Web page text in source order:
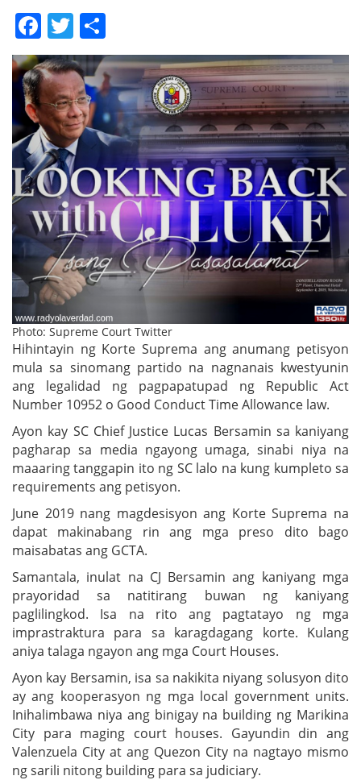
Facebook
Twitter
Photo: Supreme Court Twitter
Hihintayin ng Korte Suprema ang anumang petisyon
mula sa sinomang partido na nagnanais kwestyunin
ang legalidad ng pagpapatupad ng Republic Act
Number 10952 o Good Conduct Time Allowance law.
Ayon kay SC Chief Justice Lucas Bersamin sa kaniyang
pagharap sa media ngayong umaga, sinabi niya na
maaaring tanggapin ito ng SC lalo na kung kumpleto sa
requirements ang petisyon.
June 2019 nang magdesisyon ang Korte Suprema na
dapat makinabang rin ang mga preso dito bago
maisabatas ang GCTA.
Samantala, inulat na CJ Bersamin ang kaniyang mga
prayoridad sa natitirang buwan ng kaniyang
paglilingkod. Isa na rito ang pagtatayo ng mga
imprastraktura para sa karagdagang korte. Kulang
aniya talaga ngayon ang mga Court Houses.
Ayon kay Bersamin, isa sa nakikita niyang solusyon dito
ay ang kooperasyon ng mga local government units.
Inihalimbawa niya ang binigay na building ng Marikina
City para maging court houses. Gayundin din ang
Valenzuela City at ang Quezon City na nagtayo mismo
ng sarili nitong building para sa judiciary.